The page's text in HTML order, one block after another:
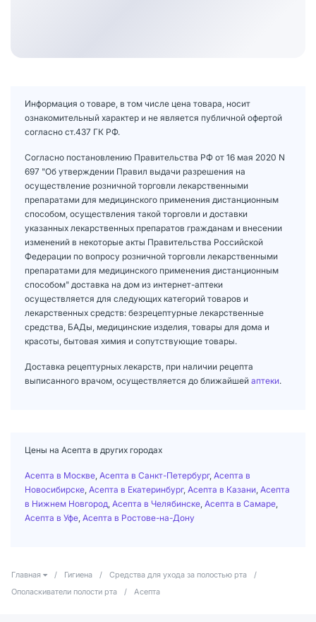
Информация о товаре, в том числе цена товара, носит
ознакомительный характер и не является публичной офертой
согласно ст.437 ГК РФ.
Согласно постановлению Правительства РФ от 16 мая 2020 N
697 "Об утверждении Правил выдачи разрешения на
осуществление розничной торговли лекарственными
препаратами для медицинского применения дистанционным
способом, осуществления такой торговли и доставки
указанных лекарственных препаратов гражданам и внесении
изменений в некоторые акты Правительства Российской
Федерации по вопросу розничной торговли лекарственными
препаратами для медицинского применения дистанционным
способом" доставка на дом из интернет-аптеки
осуществляется для следующих категорий товаров и
лекарственных средств: безрецептурные лекарственные
средства, БАДы, медицинские изделия, товары для дома и
красоты, бытовая химия и сопутствующие товары.
Доставка рецептурных лекарств, при наличии рецепта
выписанного врачом, осуществляется до ближайшей аптеки.
Цены на Асепта в других городах
Асепта в Москве Асепта в Санкт-Петербург, Асепта в
Новосибирске Асепта в Екатеринбург, Асепта в Казани Асепта
в Нижнем Новгород Асепта в Челябинске Асепта в Самаре
Асепта в Уфе Асепта в Ростове-на-Дону
Главная / Гигиена / Средства для ухода за полостью рта
/
Ополаскиватели полости рта
/ Асепта